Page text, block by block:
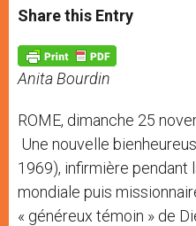
t
s
p
p
s
e
g
e
r
e
b
o
k
Share this Entry
Anita Bourdin
ROME, dimanche 25
Une nouvelle
1969), infirmière pendant
mondiale puis
« généreux témoin » de